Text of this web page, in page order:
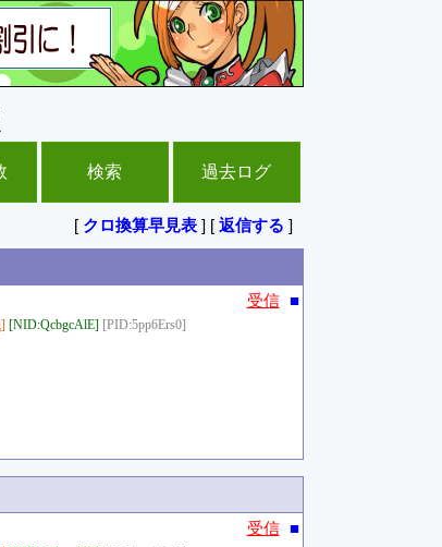
検索 過去ログ
[ クロ換算早見表] [ 返信する ]
受信 ■
[NID:QcbgcAlE] [PID:5pp6Ers0]
受信 ■